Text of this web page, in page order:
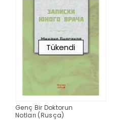
Tükendi
Genç Bir Doktorun
Notları (Rusça)